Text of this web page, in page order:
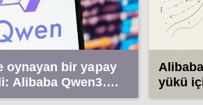
oynayan bir yapay
Alibaba Qwen3.8-
yükü